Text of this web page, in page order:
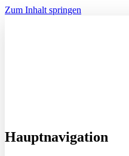
Zum Inhalt springen
Hauptnavigation